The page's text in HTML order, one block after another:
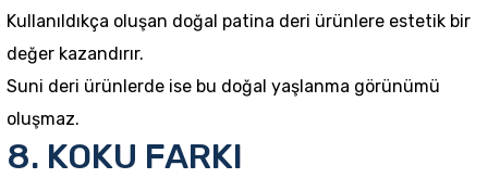
Kullanıldıkça oluşan doğal patina deri ürünlere estetik bir
değer kazandırır.
Suni deri ürünlerde ise bu doğal yaşlanma görünümü
oluşmaz.
8. KOKU FARKI